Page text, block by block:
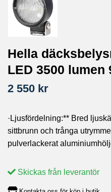
Hella
LED 3500 lumen
2 550 kr
·Ljusfördelning:** Bred
sittbrunn och trånga
pulverlackerat
Skickas från leverantör